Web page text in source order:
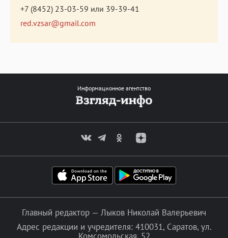
+7 (8452) 23-03-59 или 39-39-41
red.vzsar@gmail.com
Информационное агентство
Главный редактор — Лыков Николай Валерьевич
Адрес редакции и учредителя: 410031, Саратов, ул.